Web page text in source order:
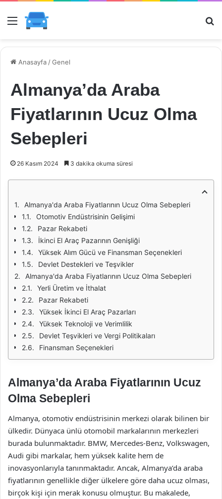
Menü
Anasayfa /Genel
Almanya’da Araba
Fiyatlarının Ucuz Olma
Sebepleri
26 Kasım 2024 3 dakika okuma süresi
Almanya'da Araba Fiyatlarının Ucuz Olma Sebepleri
Otomotiv Endüstrisinin Gelişimi
Pazar Rekabeti
İkinci El Araç Pazarının Genişliği
Yüksek Alım Gücü ve Finansman Seçenekleri
Devlet Destekleri ve Teşvikler
Almanya'da Araba Fiyatlarının Ucuz Olma Sebepleri
Yerli Üretim ve İthalat
Pazar Rekabeti
Yüksek İkinci El Araç Pazarları
Yüksek Teknoloji ve Verimlilik
Devlet Teşvikleri ve Vergi Politikaları
Finansman Seçenekleri
Almanya’da Araba Fiyatlarının Ucuz
Olma Sebepleri
Almanya, otomotiv endüstrisinin merkezi olarak bilinen bir
ülkedir. Dünyaca ünlü otomobil markalarının merkezleri
burada bulunmaktadır. BMW, Mercedes-Benz, Volkswagen,
Audi gibi markalar, hem yüksek kalite hem de
inovasyonlarıyla tanınmaktadır. Ancak, Almanya’da araba
fiyatlarının genellikle diğer ülkelere göre daha ucuz olması,
birçok kişi için merak konusu olmuştur. Bu makalede,